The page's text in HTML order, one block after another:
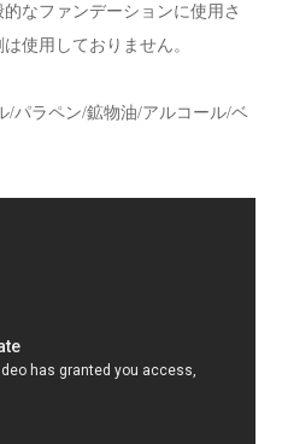
なファンデーションに使用さ
使用しておりません。
/パラペン/鉱物油/アルコール/ベ